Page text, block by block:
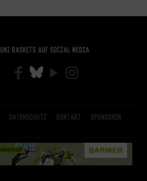
Uni Baskets auf Social Media
Datenschutz Kontakt Sponsoren